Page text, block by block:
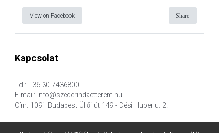
View on Facebook Share
Kapcsolat
Tel.: +36 30 7436800
E-mail: info@szederindaetterem.hu
Cím: 1091 Budapest Üllői út 149 - Dési Huber u. 2.